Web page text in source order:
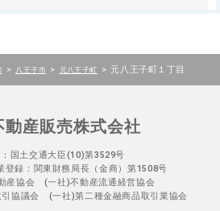
> 八王子市 > 元八王子町 > 元八王子町１丁目
動産販売株式会社
：国土交通大臣(10)第3529号
登録：関東財務局長（金商）第1508号
産協会 (一社)不動産流通経営協会
協議会 (一社)第二種金融商品取引業協会